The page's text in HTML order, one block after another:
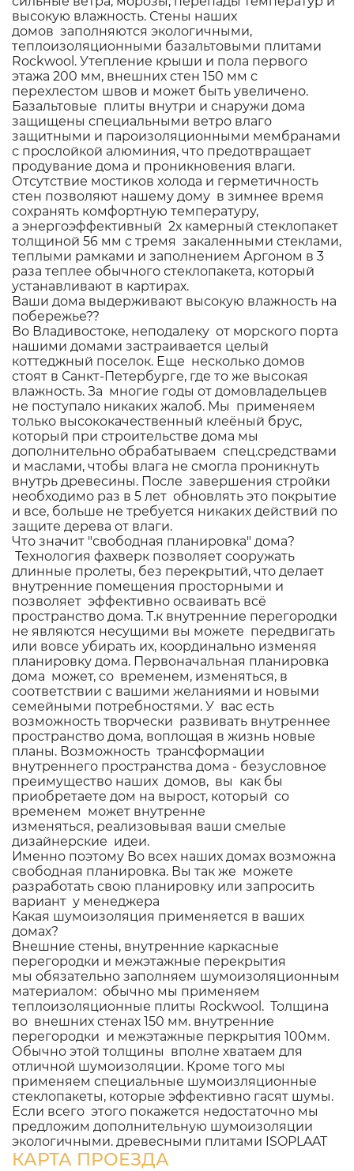
высокую влажность. Стены наших
домов заполняются экологичными,
теплоизоляционными базальтовыми плитами
Rockwool. Утепление крыши и пола первого
этажа 200 мм, внешних стен 150 мм с
перехлестом швов и может быть увеличено.
Базальтовые плиты внутри и снаружи дома
защищены специальными ветро влаго
защитными и пароизоляционными мембранами
с прослойкой алюминия, что предотвращает
продувание дома и проникновения влаги.
Отсутствие мостиков холода и герметичность
стен позволяют нашему дому в зимнее время
сохранять комфортную температуру,
а энергоэффективный 2х камерный стеклопакет
толщиной 56 мм с тремя закаленными стеклами,
теплыми рамками и заполнением Аргоном в 3
раза теплее обычного стеклопакета, который
устанавливают в картирах.
Ваши дома выдерживают высокую влажность на
побережье??
Во Владивостоке, неподалеку от морского порта
нашими домами застраивается целый
коттеджный поселок. Еще несколько домов
стоят в Санкт-Петербурге, где то же высокая
влажность. За многие годы от домовладельцев
не поступало никаких жалоб. Мы применяем
только высококачественный клеёный брус,
который при строительстве дома мы
дополнительно обрабатываем спец.средствами
и маслами, чтобы влага не смогла проникнуть
внутрь древесины. После завершения стройки
необходимо раз в 5 лет обновлять это покрытие
и все, больше не требуется никаких действий по
защите дерева от влаги.
Что значит "свободная планировка" дома?
Технология фахверк позволяет сооружать
длинные пролеты, без перекрытий, что делает
внутренние помещения просторными и
позволяет эффективно осваивать всё
пространство дома. Т.к внутренние перегородки
не являются несущими вы можете передвигать
или вовсе убирать их, координально изменяя
планировку дома. Первоначальная планировка
дома может, со временем, изменяться, в
соответствии с вашими желаниями и новыми
семейными потребностями. У вас есть
возможность творчески развивать внутреннее
пространство дома, воплощая в жизнь новые
планы. Возможность трансформации
внутреннего пространства дома - безусловное
преимущество наших домов, вы как бы
приобретаете дом на вырост, который со
временем может внутренне
изменяться, реализовывая ваши смелые
дизайнерские идеи.
Именно поэтому Во всех наших домах возможна
свободная планировка. Вы так же можете
разработать свою планировку или запросить
вариант у менеджера
Какая шумоизоляция применяется в ваших
домах?
Внешние стены, внутренние каркасные
перегородки и межэтажные перекрытия
мы обязательно заполняем шумоизоляционным
материалом: обычно мы применяем
теплоизоляционные плиты Rockwool. Толщина
во внешних стенах 150 мм. внутренние
перегородки и межэтажные перкрытия 100мм.
Обычно этой толщины вполне хватаем для
отличной шумоизоляции. Кроме того мы
применяем специальные шумоизляционные
стеклопакеты, которые эффективно гасят шумы.
Если всего этого покажется недостаточно мы
предложим дополнительную шумоизоляции
экологичными. древесными плитами ISOPLAAT
КАРТА ПРОЕЗДА